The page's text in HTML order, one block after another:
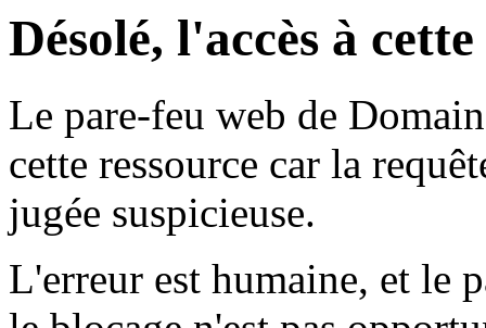
Désolé, l'accès à
Le pare-feu web de
cette ressource car la
jugée suspicieuse.
L'erreur est humaine, et le